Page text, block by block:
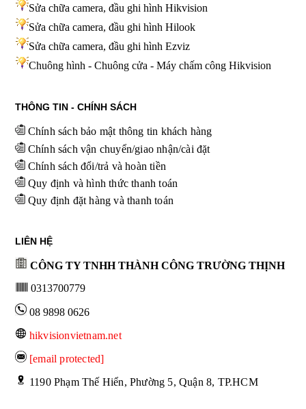
Sửa chữa camera, đầu ghi hình Hikvision
Sửa chữa camera, đầu ghi hình Hilook
Sửa chữa camera, đầu ghi hình Ezviz
Chuông hình - Chuông cửa - Máy chấm công Hikvision
THÔNG TIN - CHÍNH SÁCH
Chính sách bảo mật thông tin khách hàng
Chính sách vận chuyển/giao nhận/cài đặt
Chính sách đổi/trả và hoàn tiền
Quy định và hình thức thanh toán
Quy định đặt hàng và thanh toán
LIÊN HỆ
CÔNG TY TNHH THÀNH CÔNG TRƯỜNG THỊNH
0313700779
08 9898 0626
hikvisionvietnam.net
[email protected]
1190 Phạm Thế Hiển, Phường 5, Quận 8, TP.HCM